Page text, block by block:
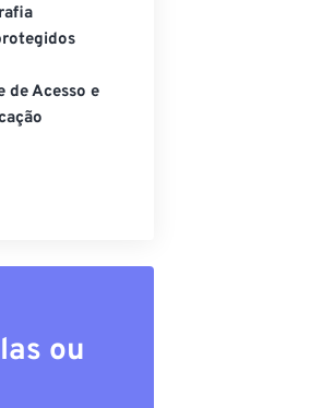
de Acesso e
ou